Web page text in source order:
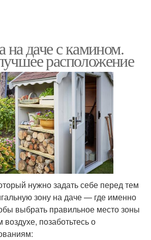
на даче с камином.
расположение
нужно задать себе перед тем
зону на даче — где именно
выбрать правильное место зоны
позаботьтесь о